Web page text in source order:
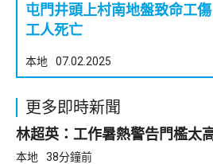
屯門井頭上村南地盤致命工傷 40歲泰裔男
工人死亡
本地 07.02.2025
更多即時新聞
本地 38分鐘前